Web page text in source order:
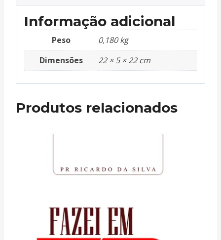
Informação adicional
Peso
0,180 kg
Dimensões
22 × 5 × 22 cm
Produtos relacionados